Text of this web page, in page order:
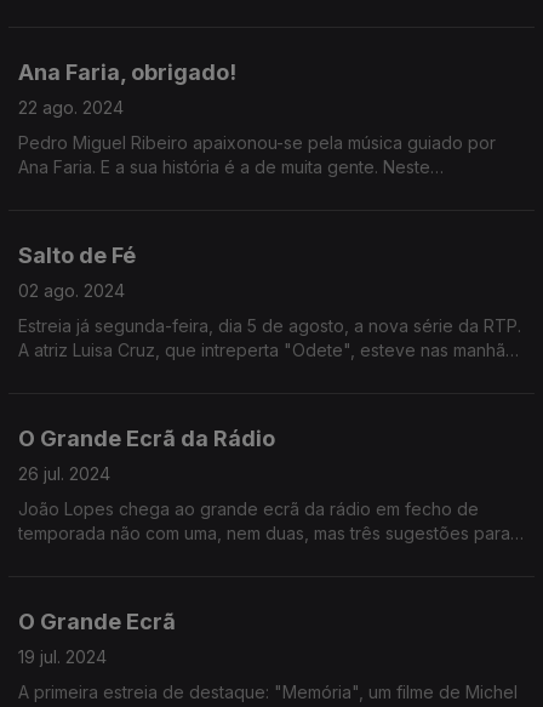
Ana Faria, obrigado!
22 ago. 2024
Pedro Miguel Ribeiro apaixonou-se pela música guiado por
Ana Faria. E a sua história é a de muita gente. Neste
Salto de Fé
02 ago. 2024
Estreia já segunda-feira, dia 5 de agosto, a nova série da RTP.
A atriz Luisa Cruz, que intreperta "Odete", esteve nas manhãs
O Grande Ecrã da Rádio
26 jul. 2024
João Lopes chega ao grande ecrã da rádio em fecho de
temporada não com uma, nem duas, mas três sugestões para
O Grande Ecrã
19 jul. 2024
A primeira estreia de destaque: "Memória", um filme de Michel